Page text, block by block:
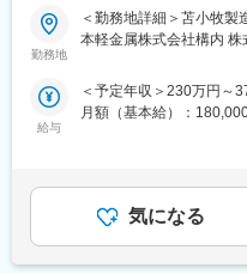
■業務内容：
・本社から送られてくる
・来客者とのスケジュー
・社内製作業務の調整
20代から50代まで様々
す。
■当社の魅力：
勤務地
＜勤務地詳細＞苫小牧製
本軽金属株式会社構内
煙（屋内喫煙可能場所あ
給与
＜予定年収＞230万円～
月額（基本給）：
ヵ月分賃金はあくまでも
る可能性があります。月
気になる